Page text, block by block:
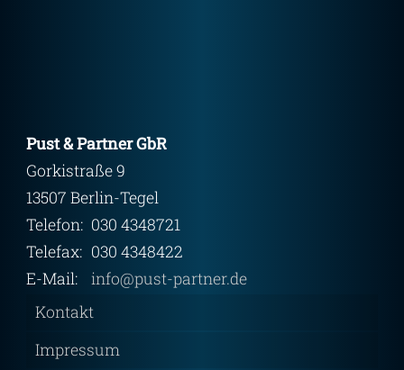
Pust & Partner GbR
Gorkistraße 9
13507 Berlin-Tegel
Telefon: 030 4348721
Telefax: 030 4348422
E-Mail:
info@pust-partner.de
Kontakt
Impressum